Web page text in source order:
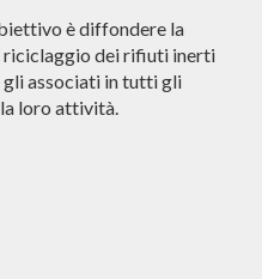
è diffondere la
riciclaggio dei rifiuti inerti
gli associati in tutti gli
loro attività.